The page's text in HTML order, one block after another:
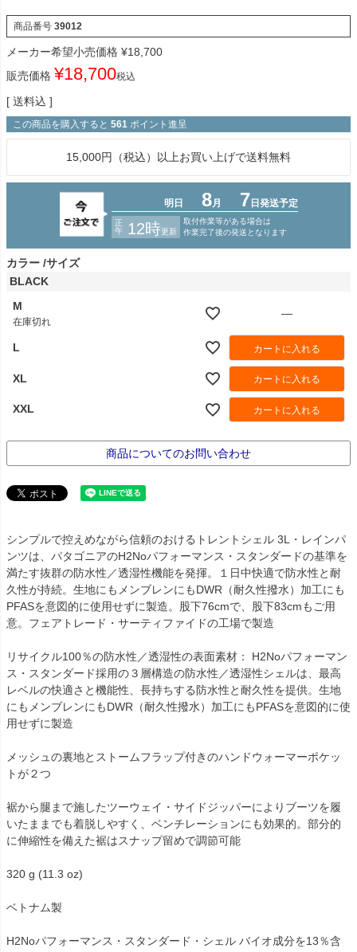
商品番号 39012
メーカー希望小売価格 ¥18,700
販売価格 ¥18,700税込
送料込
この商品を購入すると 561 ポイント進呈
15,000円（税込）以上お買い上げで送料無料
カラー サイズ
BLACK
M
在庫切れ
—
L カートに入れる
XL カートに入れる
XXL カートに入れる
商品についてのお問い合わせ
シンプルで控えめながら信頼のおけるトレントシェル 3L・レインパ
ンツは、パタゴニアのH2Noパフォーマンス・スタンダードの基準を
満たす抜群の防水性／透湿性機能を発揮。１日中快適で防水性と耐
久性が持続。生地にもメンブレンにもDWR（耐久性撥水）加工にも
PFASを意図的に使用せずに製造。股下76cmで、股下83cmもご用
意。フェアトレード・サーティファイドの工場で製造
リサイクル100％の防水性／透湿性の表面素材： H2Noパフォーマン
ス・スタンダード採用の３層構造の防水性／透湿性シェルは、最高
レベルの快適さと機能性、長持ちする防水性と耐久性を提供。生地
にもメンブレンにもDWR（耐久性撥水）加工にもPFASを意図的に使
用せずに製造
メッシュの裏地とストームフラップ付きのハンドウォーマーポケッ
トが２つ
裾から腿まで施したツーウェイ・サイドジッパーによりブーツを履
いたままでも着脱しやすく、ベンチレーションにも効果的。部分的
に伸縮性を備えた裾はスナップ留めで調節可能
320 g (11.3 oz)
ベトナム製
H2Noパフォーマンス・スタンダード・シェル バイオ成分を13％含